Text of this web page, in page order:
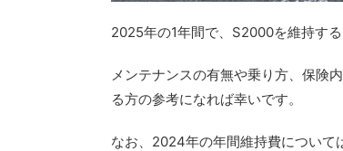
2025年の1年間で、S2000を維持す
メンテナンスの有無や乗り方、保険
る方の参考になれば幸いです。
なお、2024年の年間維持費について